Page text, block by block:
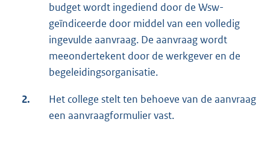
budget wordt ingediend door de Wsw-
geïndiceerde door middel van een volledig
ingevulde aanvraag. De aanvraag wordt
meeondertekent door de werkgever en de
begeleidingsorganisatie.
2.
Het college stelt ten behoeve van de aanvraag
een aanvraagformulier vast.